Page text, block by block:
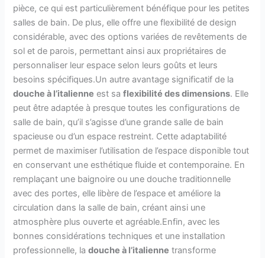
pièce, ce qui est particulièrement bénéfique pour les petites
salles de bain. De plus, elle offre une flexibilité de design
considérable, avec des options variées de revêtements de
sol et de parois, permettant ainsi aux propriétaires de
personnaliser leur espace selon leurs goûts et leurs
besoins spécifiques.Un autre avantage significatif de la
douche à l’italienne est saflexibilité des dimensions. Elle
peut être adaptée à presque toutes les configurations de
salle de bain, qu’il s’agisse d’une grande salle de bain
spacieuse ou d’un espace restreint. Cette adaptabilité
permet de maximiser l’utilisation de l’espace disponible tout
en conservant une esthétique fluide et contemporaine. En
remplaçant une baignoire ou une douche traditionnelle
avec des portes, elle libère de l’espace et améliore la
circulation dans la salle de bain, créant ainsi une
atmosphère plus ouverte et agréable.Enfin, avec les
bonnes considérations techniques et une installation
professionnelle, ladouche à l’italienne transforme